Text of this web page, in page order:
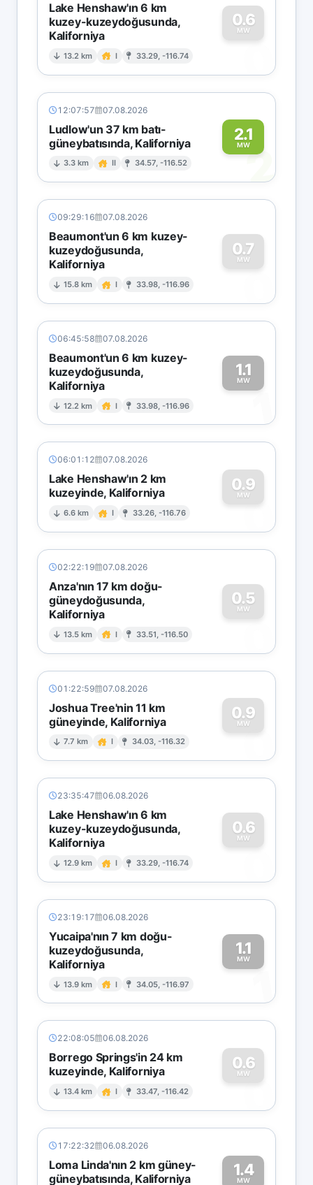
Lake Henshaw'ın 6 km
kuzey-kuzeydoğusunda,
Kaliforniya
13.2 km I 33.29, -116.74
0.6
MW
0
12:07:57 07.08.2026
Ludlow'un 37 km batı-
güneybatısında, Kaliforniya
3.3 km II 34.57, -116.52
2.1
MW2
09:29:16 07.08.2026
Beaumont'un 6 km kuzey-
kuzeydoğusunda,
Kaliforniya
15.8 km I 33.98, -116.96
0.7
MW
0
06:45:58 07.08.2026
Beaumont'un 6 km kuzey-
kuzeydoğusunda,
Kaliforniya
12.2 km I 33.98, -116.96
1.1
MW
1
06:01:12 07.08.2026
Lake Henshaw'ın 2 km
kuzeyinde, Kaliforniya
6.6 km I 33.26, -116.76
0.9
MW
0
02:22:19 07.08.2026
Anza'nın 17 km doğu-
güneydoğusunda,
Kaliforniya
13.5 km I 33.51, -116.50
0.5
MW
0
01:22:59 07.08.2026
Joshua Tree'nin 11 km
güneyinde, Kaliforniya
7.7 km I 34.03, -116.32
0.9
MW
0
23:35:47 06.08.2026
Lake Henshaw'ın 6 km
kuzey-kuzeydoğusunda,
Kaliforniya
12.9 km I 33.29, -116.74
0.6
MW
0
23:19:17 06.08.2026
Yucaipa'nın 7 km doğu-
kuzeydoğusunda,
Kaliforniya
13.9 km I 34.05, -116.97
1.1
MW
1
22:08:05 06.08.2026
Borrego Springs'in 24 km
kuzeyinde, Kaliforniya
13.4 km I 33.47, -116.42
0.6
MW
0
17:22:32 06.08.2026
Loma Linda'nın 2 km güney-
güneybatısında, Kaliforniya
1.4
MW